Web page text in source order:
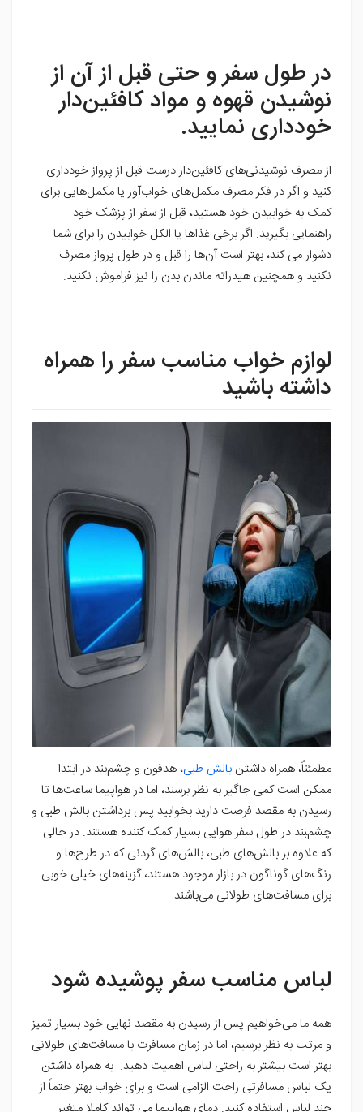
در طول سفر و حتی قبل از آن از
نوشیدن قهوه و مواد کافئین‌دار
خودداری نمایید.
از مصرف نوشیدنی‌های کافئین‌دار درست قبل از پرواز خودداری
کنید و اگر در فکر مصرف مکمل‌های خواب‌آور یا مکمل‌هایی برای
کمک به خوابیدن خود هستید، قبل از سفر از پزشک خود
راهنمایی بگیرید. اگر برخی غذاها یا الکل خوابیدن را برای شما
دشوار می کند، بهتر است آن‌ها را قبل و در طول پرواز مصرف
نکنید و همچنین هیدراته ماندن بدن را نیز فراموش نکنید.
لوازم خواب مناسب سفر را همراه
داشته باشید
مطمئناً، همراه داشتن بالش‌ طبی، هدفون و چشم‌بند در ابتدا
ممکن است کمی جاگیر به نظر برسند، اما در هواپیما ساعت‌ها تا
رسیدن به مقصد فرصت دارید بخوابید پس برداشتن بالش طبی و
چشم‌‍بند در طول سفر هوایی بسیار کمک کننده هستند. در حالی
که علاوه بر بالش‌های طبی، بالش‌های گردنی که در طرح‌ها و
رنگ‌های گوناگون در بازار موجود هستند، گزینه‌های خیلی خوبی
برای مسافت‌های طولانی می‌باشند.
لباس مناسب سفر پوشیده شود
همه ما می‌خواهیم پس از رسیدن به مقصد نهایی خود بسیار تمیز
و مرتب به نظر برسیم، اما در زمان مسافرت با مسافت‌های طولانی
بهتر است بیشتر به راحتی لباس اهمیت دهید. به همراه داشتن
یک لباس مسافرتی راحت الزامی است و برای خواب بهتر حتماً از